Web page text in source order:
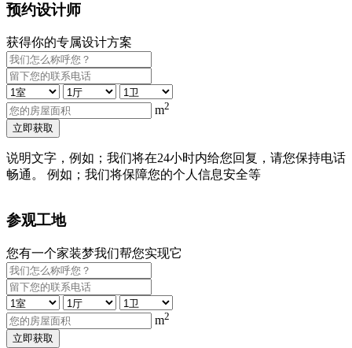
预约设计师
获得你的专属设计方案
m2
立即获取
说明文字，例如；我们将在24小时内给您回复，请您保持电话
畅通。 例如；我们将保障您的个人信息安全等
参观工地
您有一个家装梦我们帮您实现它
m2
立即获取